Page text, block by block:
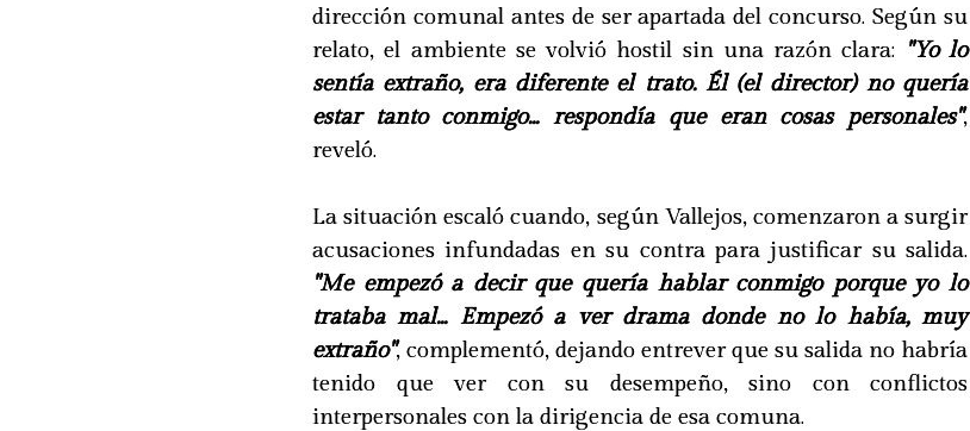
dirección comunal antes de ser apartada del concurso. Según su
relato, el ambiente se volvió hostil sin una razón clara: "Yo lo
sentía extraño, era diferente el trato. Él (el director) no quería
estar tanto conmigo... respondía que eran cosas personales",
reveló.
La situación escaló cuando, según Vallejos, comenzaron a surgir
acusaciones infundadas en su contra para justificar su salida.
"Me empezó a decir que quería hablar conmigo porque yo lo
trataba mal... Empezó a ver drama donde no lo había, muy
extraño", complementó, dejando entrever que su salida no habría
tenido que ver con su desempeño, sino con conflictos
interpersonales con la dirigencia de esa comuna.